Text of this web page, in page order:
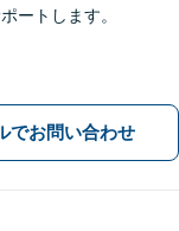
ートします。
でお問い合わせ